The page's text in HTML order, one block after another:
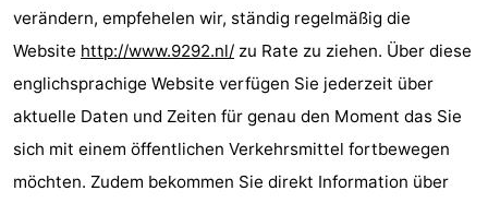
-
Loverendale
Résidence
Campingplätze
verändern, empfehelen wir, ständig regelmäßig die
Website http://www.9292.nl/ zu Rate zu ziehen. Über diese
englichsprachige Website verfügen Sie jederzeit über
aktuelle Daten und Zeiten für genau den Moment das Sie
sich mit einem öffentlichen Verkehrsmittel fortbewegen
möchten. Zudem bekommen Sie direkt Information über